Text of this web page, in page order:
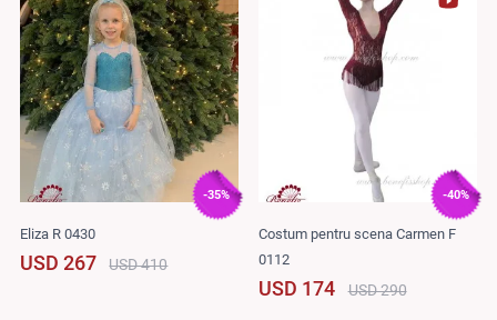
-35%
Eliza R 0430
USD 267 USD 410
-40%
Costum pentru scena Carmen F
0112
USD 174 USD 290